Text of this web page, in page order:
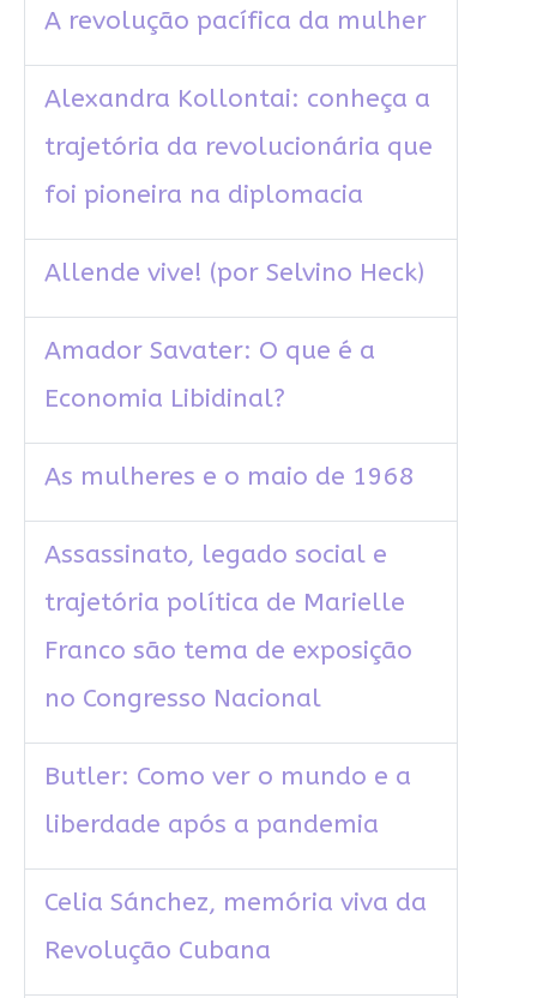
A revolução pacífica da mulher
Alexandra Kollontai: conheça a
trajetória da revolucionária que
foi pioneira na diplomacia
Allende vive! (por Selvino Heck)
Amador Savater: O que é a
Economia Libidinal?
As mulheres e o maio de 1968
Assassinato, legado social e
trajetória política de Marielle
Franco são tema de exposição
no Congresso Nacional
Butler: Como ver o mundo e a
liberdade após a pandemia
Celia Sánchez, memória viva da
Revolução Cubana